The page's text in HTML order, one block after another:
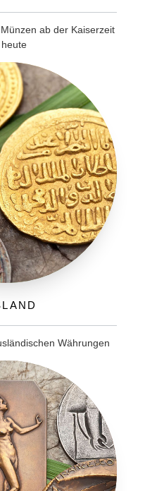
ab der Kaiserzeit
heute
Währungen